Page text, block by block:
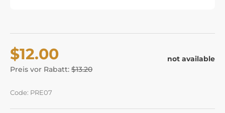
$12.00
Preis vor Rabatt: $13.20
not available
Code: PRE07